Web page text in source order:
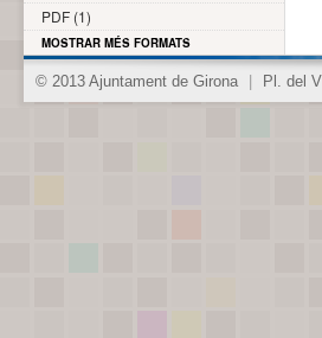
PDF (1)
MOSTRAR MÉS FORMATS
© 2013 Ajuntament de Girona Pl. del